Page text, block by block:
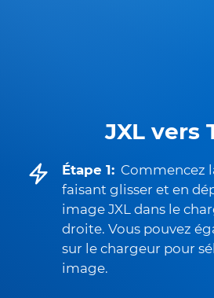
JXL vers
Étape 1: Commencez
faisant glisser et en
image JXL dans le
droite. Vous pouvez
sur le chargeur pour
image.